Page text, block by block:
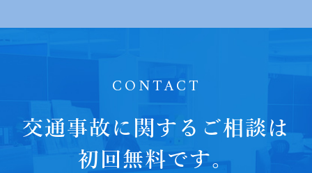
CONTACT
交通事故に関するご相談は
初回無料です。